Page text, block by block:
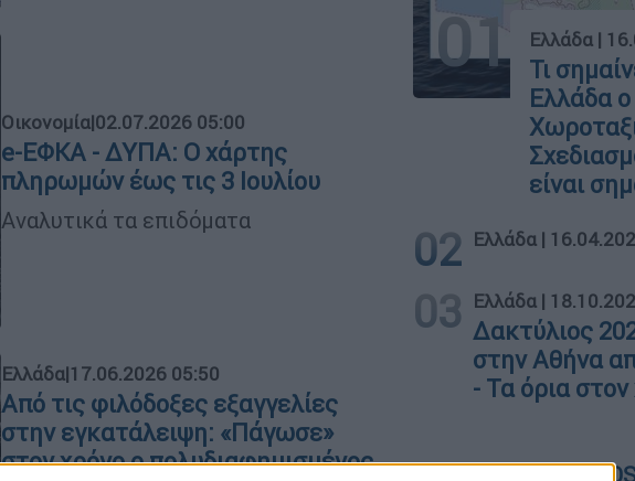
Οικονομία|02.07.2026 05:00
e-ΕΦΚΑ - ΔΥΠΑ: Ο χάρτης
πληρωμών έως τις 3 Ιουλίου
Αναλυτικά τα επιδόματα
Ελλάδα|17.06.2026 05:50
Από τις φιλόδοξες εξαγγελίες
στην εγκατάλειψη: «Πάγωσε»
στον χρόνο ο πολυδιαφημισμένος
01 Ελλάδα |
Τι
Ελλάδα
είναι
02 Ελλάδα |
03 Ελλάδα |
Δακτύλιος
στην Αθήνα
- Τα όρια
POPULAR